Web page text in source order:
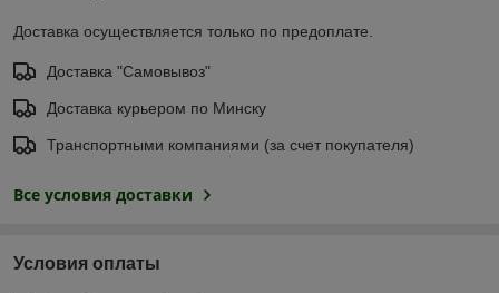
Доставка осуществляется только по предоплате.
Доставка "Самовывоз"
Доставка курьером по Минску
Транспортными компаниями (за счет покупателя)
Все условия доставки
Условия оплаты